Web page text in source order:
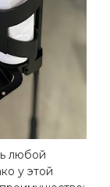
любой
у этой